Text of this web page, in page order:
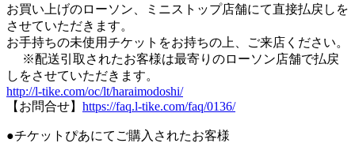
お買い上げのローソン、ミニストップ店舗にて直接払戻しを
させていただきます。
お手持ちの未使用チケットをお持ちの上、ご来店ください。
※配送引取されたお客様は最寄りのローソン店舗で払戻
しをさせていただきます。
http://l-tike.com/oc/lt/haraimodoshi/
【お問合せ】 https://faq.l-tike.com/faq/0136/
●チケットぴあにてご購入されたお客様